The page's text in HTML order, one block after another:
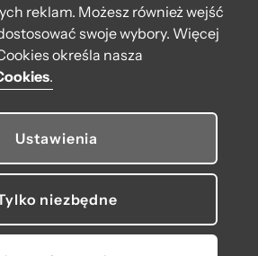
- 16:00
Wszelkie prawa zastrzeżone.
nas płacisz, jak lubisz:
reklam. Możesz również wejść
swoje wybory. Więcej
określa nasza
.
Ustawienia
niezbędne